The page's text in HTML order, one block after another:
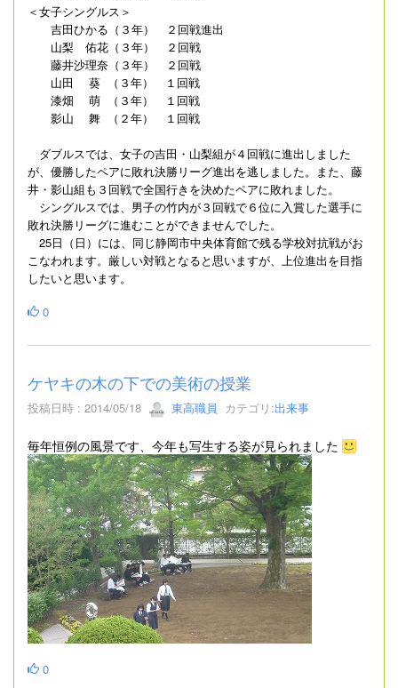
＜女子シングルス＞
吉田ひかる（３年） ２回戦進出
山梨 佑花（３年） ２回戦
藤井沙理奈（３年） ２回戦
山田 葵 （３年） １回戦
漆畑 萌 （３年） １回戦
影山 舞 （２年） １回戦
ダブルスでは、女子の吉田・山梨組が４回戦に進出しました
が、優勝したペアに敗れ決勝リーグ進出を逃しました。また、藤
井・影山組も３回戦で全国行きを決めたペアに敗れました。
シングルスでは、男子の竹内が３回戦で６位に入賞した選手に
敗れ決勝リーグに進むことができませんでした。
25日（日）には、同じ静岡市中央体育館で残る学校対抗戦がお
こなわれます。厳しい対戦となると思いますが、上位進出を目指
したいと思います。
0
ケヤキの木の下での美術の授業
投稿日時 : 2014/05/18 東高職員 カテゴリ:出来事
毎年恒例の風景です、今年も写生する姿が見られました
0